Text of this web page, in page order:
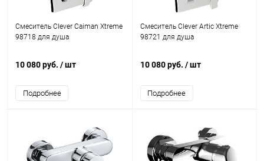
Смеситель Clever Caiman Xtreme
98718 для душа
10 080 руб. / шт
Подробнее
Смеситель Clever Artic Xtreme
98721 для душа
10 080 руб. / шт
Подробнее